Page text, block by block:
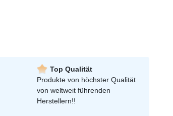
Top Qualität
Produkte von höchster Qualität
von weltweit führenden
Herstellern!!